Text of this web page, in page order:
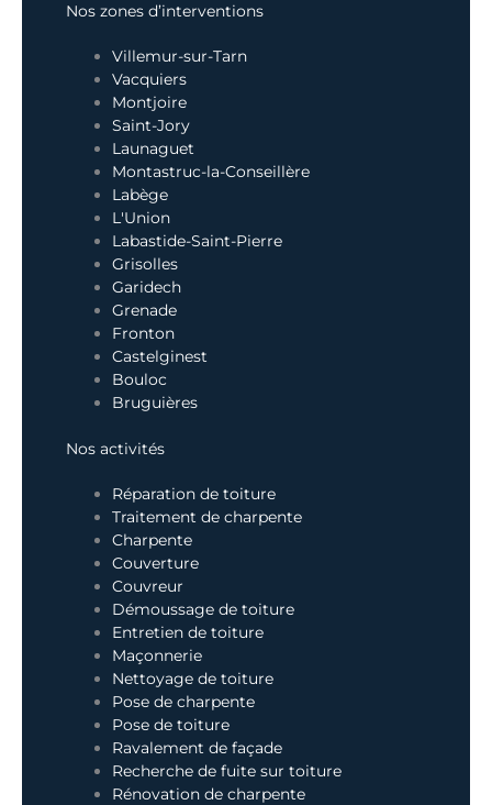
Nos zones d’interventions
Villemur-sur-Tarn
Vacquiers
Montjoire
Saint-Jory
Launaguet
Montastruc-la-Conseillère
Labège
L'Union
Labastide-Saint-Pierre
Grisolles
Garidech
Grenade
Fronton
Castelginest
Bouloc
Bruguières
Nos activités
Réparation de toiture
Traitement de charpente
Charpente
Couverture
Couvreur
Démoussage de toiture
Entretien de toiture
Maçonnerie
Nettoyage de toiture
Pose de charpente
Pose de toiture
Ravalement de façade
Recherche de fuite sur toiture
Rénovation de charpente